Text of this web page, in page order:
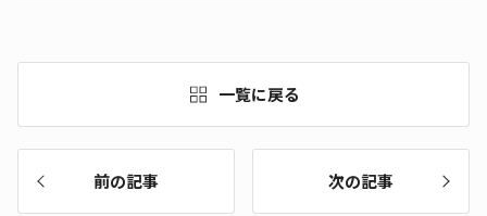
前の記事
一覧に戻る
次の記事